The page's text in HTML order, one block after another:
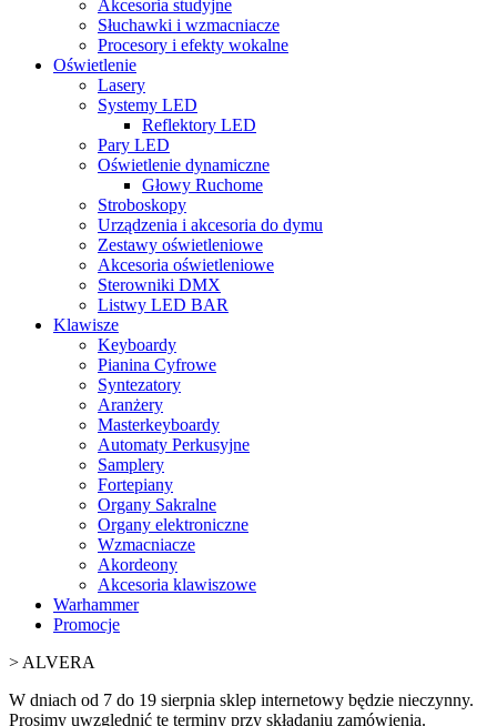
Akcesoria studyjne
Słuchawki i wzmacniacze
Procesory i efekty wokalne
Oświetlenie
Lasery
Systemy LED
Reflektory LED
Pary LED
Oświetlenie dynamiczne
Głowy Ruchome
Stroboskopy
Urządzenia i akcesoria do dymu
Zestawy oświetleniowe
Akcesoria oświetleniowe
Sterowniki DMX
Listwy LED BAR
Klawisze
Keyboardy
Pianina Cyfrowe
Syntezatory
Aranżery
Masterkeyboardy
Automaty Perkusyjne
Samplery
Fortepiany
Organy Sakralne
Organy elektroniczne
Wzmacniacze
Akordeony
Akcesoria klawiszowe
Warhammer
Promocje
> ALVERA
W dniach od 7 do 19 sierpnia sklep internetowy będzie nieczynny.
Prosimy uwzględnić te terminy przy składaniu zamówienia.